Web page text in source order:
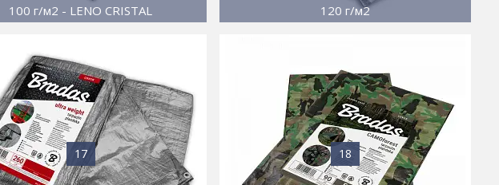
100 г/м2 - LENO CRISTAL 120 г/м2
17 18